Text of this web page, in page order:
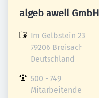
algeb awell GmbH
Im Gelbstein 23
79206 Breisach
Deutschland
500 - 749
Mitarbeitende